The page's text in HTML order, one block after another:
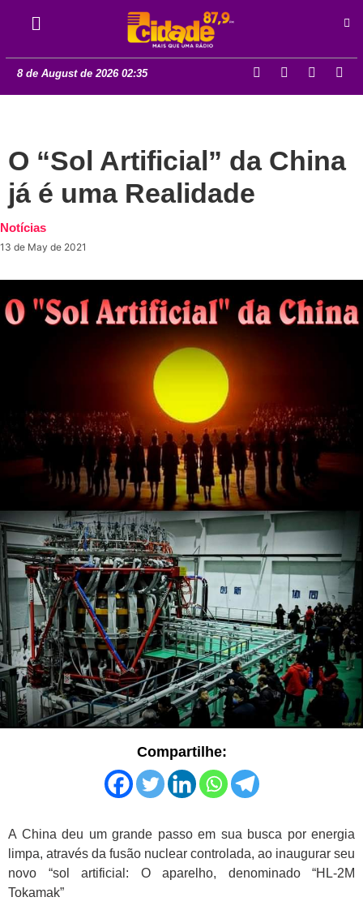
8 de August de 2026 02:35
O “Sol Artificial” da China
já é uma Realidade
Notícias
13 de May de 2021
Compartilhe:
A China deu um grande passo em sua busca por energia
limpa, através da fusão nuclear controlada, ao inaugurar seu
novo “sol artificial: O aparelho, denominado “HL-2M
Tokamak”